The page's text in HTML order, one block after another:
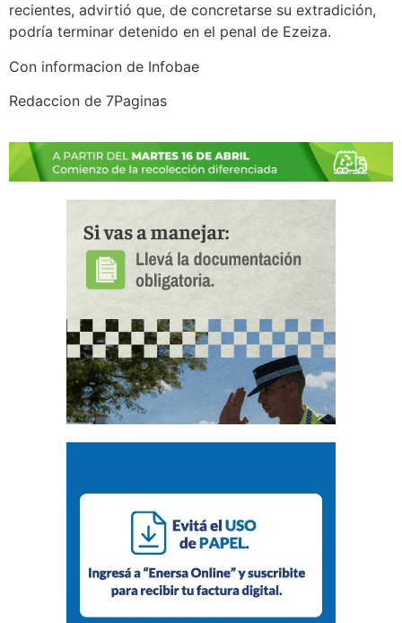
recientes, advirtió que, de concretarse su extradición,
podría terminar detenido en el penal de Ezeiza.
Con informacion de Infobae
Redaccion de 7Paginas